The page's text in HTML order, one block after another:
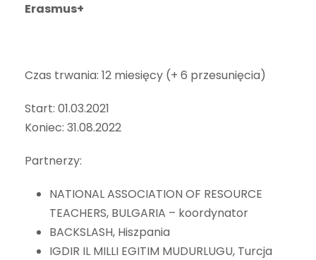
Erasmus+
Czas trwania: 12 miesięcy (+ 6 przesunięcia)
Start: 01.03.2021
Koniec: 31.08.2022
Partnerzy:
NATIONAL ASSOCIATION OF RESOURCE
TEACHERS, BULGARIA – koordynator
BACKSLASH, Hiszpania
IGDIR IL MILLI EGITIM MUDURLUGU, Turcja